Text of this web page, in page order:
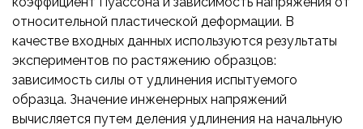
относительной пластической деформации. В
качестве входных данных используются результаты
экспериментов по растяжению образцов:
зависимость силы от удлинения испытуемого
образца. Значение инженерных напряжений
вычисляется путем деления удлинения на начальную